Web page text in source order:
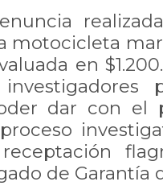
motocicleta
en
dar con el
de Garantía